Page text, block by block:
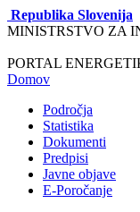
Republika Slovenija
MINISTRSTVO ZA
PORTAL
Domov
Področja
Statistika
Dokumenti
Predpisi
Javne objave
E-Poročanje